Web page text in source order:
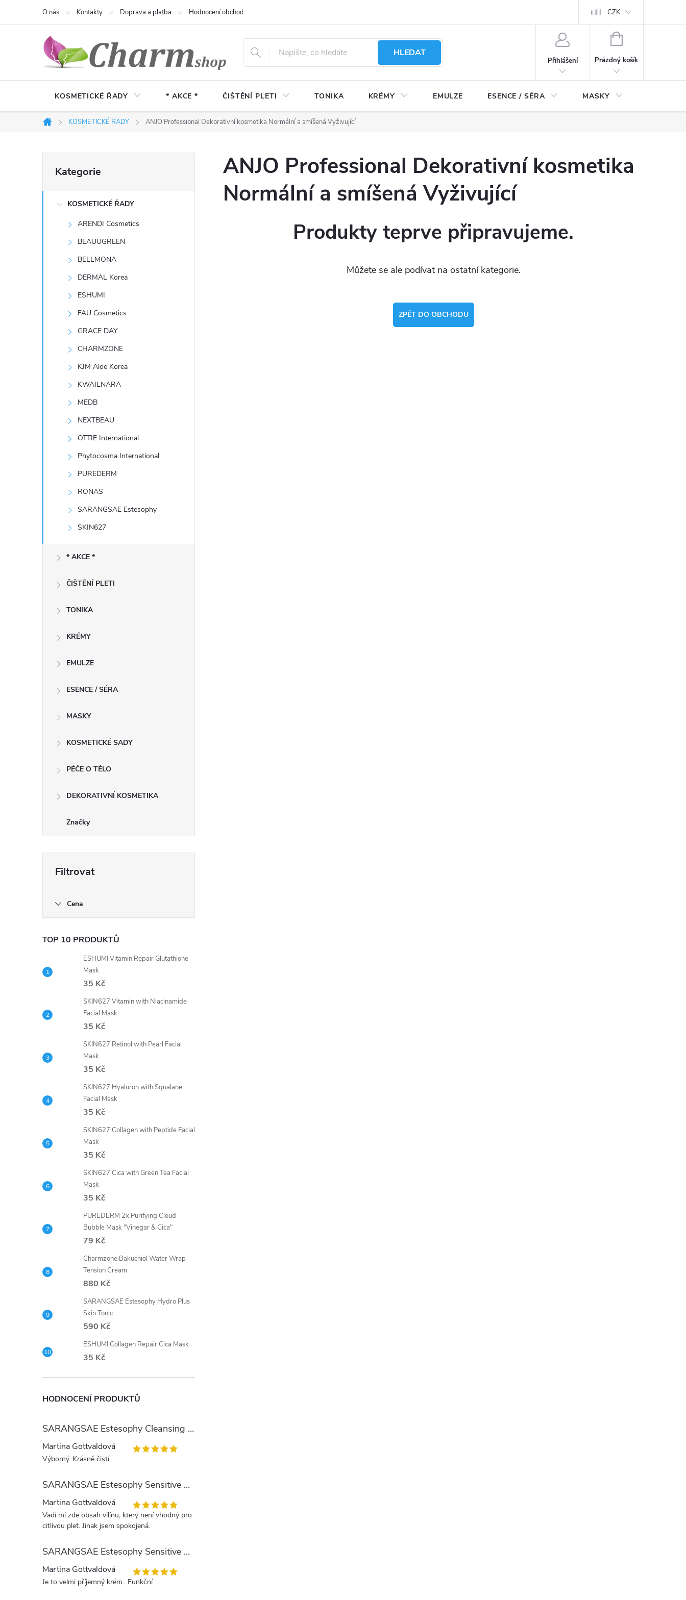
O nás Kontakty Doprava a platba Hodnocení obchodu CZK
HLEDAT
Přihlášení
NÁKUPNÍ
Prázdný košík
KOSMETICKÉ ŘADY * AKCE * ČIŠTĚNÍ PLETI TONIKA KRÉMY EMULZE ESENCE / SÉRA MASKY
Domů
KOSMETICKÉ ŘADY ANJO Professional Dekorativní kosmetika Normální a smíšená Vyživující
o
kategorie
Kategorie
KOSMETICKÉ ŘADY
ARENDI Cosmetics
BEAUUGREEN
BELLMONA
DERMAL Korea
ESHUMI
FAU Cosmetics
GRACE DAY
CHARMZONE
KJM Aloe Korea
KWAILNARA
MEDB
NEXTBEAU
OTTIE International
Phytocosma International
PUREDERM
RONAS
SARANGSAE Estesophy
SKIN627
* AKCE *
ČIŠTĚNÍ PLETI
TONIKA
KRÉMY
EMULZE
ESENCE / SÉRA
MASKY
KOSMETICKÉ SADY
PÉČE O TĚLO
DEKORATIVNÍ KOSMETIKA
Značky
Cena
TOP 10 PRODUKTŮ
ESHUMI Vitamin Repair Glutathione
Mask
35 Kč
SKIN627 Vitamin with Niacinamide
Facial Mask
35 Kč
SKIN627 Retinol with Pearl Facial
Mask
35 Kč
SKIN627 Hyaluron with Squalane
Facial Mask
35 Kč
SKIN627 Collagen with Peptide Facial
Mask
35 Kč
SKIN627 Cica with Green Tea Facial
Mask
35 Kč
PUREDERM 2x Purifying Cloud
Bubble Mask "Vinegar & Cica"
79 Kč
Charmzone Bakuchiol Water Wrap
Tension Cream
880 Kč
SARANGSAE Estesophy Hydro Plus
Skin Tonic
590 Kč
ESHUMI Collagen Repair Cica Mask
35 Kč
HODNOCENÍ PRODUKTŮ
SARANGSAE Estesophy Cleansing Gel
Martina Gottvaldová
Výborný. Krásně čistí.
SARANGSAE Estesophy Sensitive Skin Tonic
Martina Gottvaldová
Vadí mi zde obsah vilínu, který není vhodný pro
citlivou pleť. Jinak jsem spokojená.
SARANGSAE Estesophy Sensitive Day Cream
Martina Gottvaldová
Je to velmi příjemný krém.. Funkční
ANJO Professional Dekorativní kosmetika
Normální a smíšená Vyživující
Produkty teprve připravujeme.
Můžete se ale podívat na ostatní kategorie.
ZPĚT DO OBCHODU